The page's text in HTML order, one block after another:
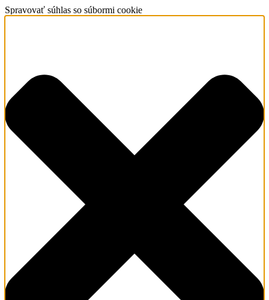
Spravovať súhlas so súbormi cookie